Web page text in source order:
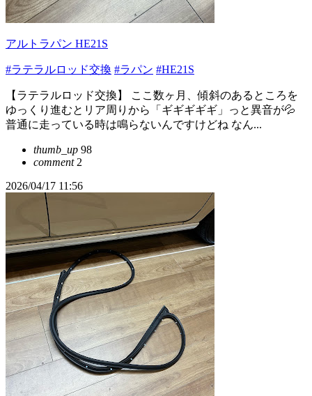
アルトラパン HE21S
#ラテラルロッド交換 #ラパン #HE21S
【ラテラルロッド交換】 ここ数ヶ月、傾斜のあるところを
ゆっくり進むとリア周りから「ギギギギギ」っと異音が💦
普通に走っている時は鳴らないんですけどね なん...
thumb_up 98
comment2
2026/04/17 11:56